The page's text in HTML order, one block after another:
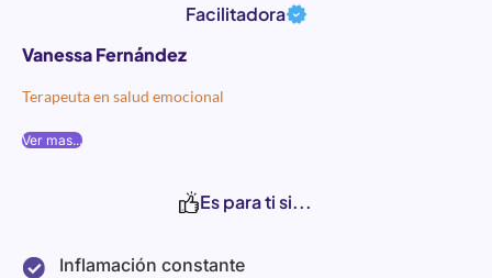
Facilitadora
Vanessa Fernández
Terapeuta en salud emocional
Ver mas...
Es para ti si...
Inflamación constante